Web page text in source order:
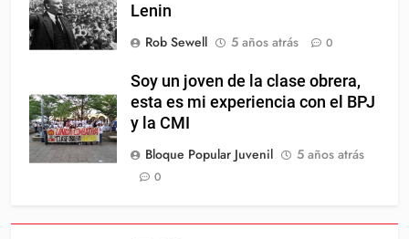
Lenin
Rob Sewell
5 años atrás 0
Soy un joven de la clase obrera,
esta es mi experiencia con el BPJ
y la CMI
Bloque Popular Juvenil
5 años atrás
0